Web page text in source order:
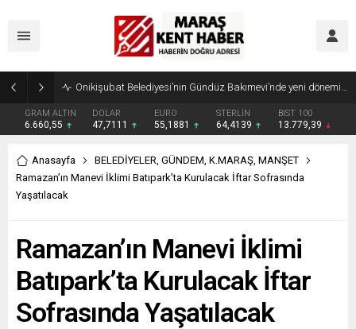
Geleneksel Ağustos Fuarı’nda Madrigal Coşkusu
GRAM ALTIN
6.660,55
DOLAR
47,7111
EURO
55,1881
STERLİN
64,4139
BIST 100
13.779,39
Anasayfa BELEDİYELER, GÜNDEM, K.MARAŞ, MANŞET
Ramazan’ın Manevi İklimi Batıpark’ta Kurulacak İftar Sofrasında
Yaşatılacak
Ramazan’ın Manevi İklimi
Batıpark’ta Kurulacak İftar
Sofrasında Yaşatılacak